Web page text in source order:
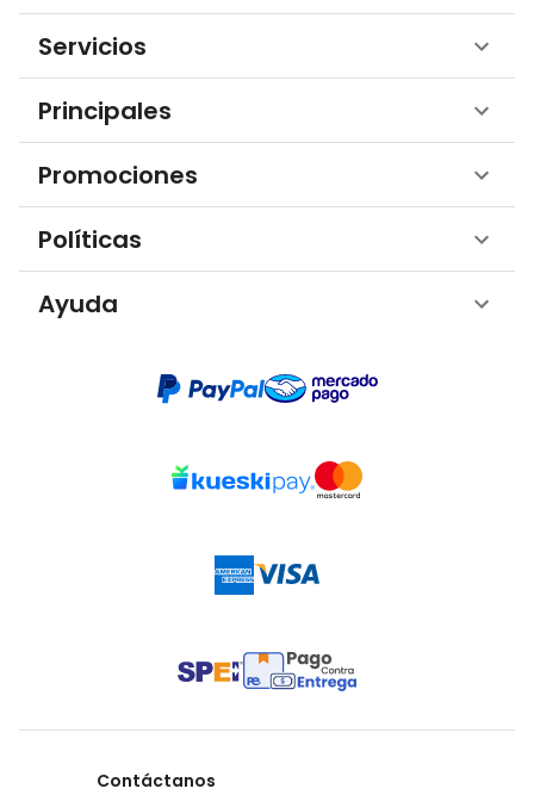
Servicios
Principales
Promociones
Políticas
Ayuda
Contáctanos